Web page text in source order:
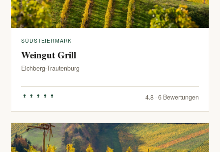
SÜDSTEIERMARK
Weingut Grill
Eichberg-Trautenburg
4.8 · 6 Bewertungen